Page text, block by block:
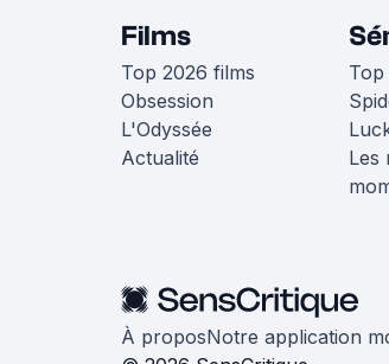
Films
Top 2026 films
Obsession
L'Odyssée
Actualité
Top
Les
À proposNotre application